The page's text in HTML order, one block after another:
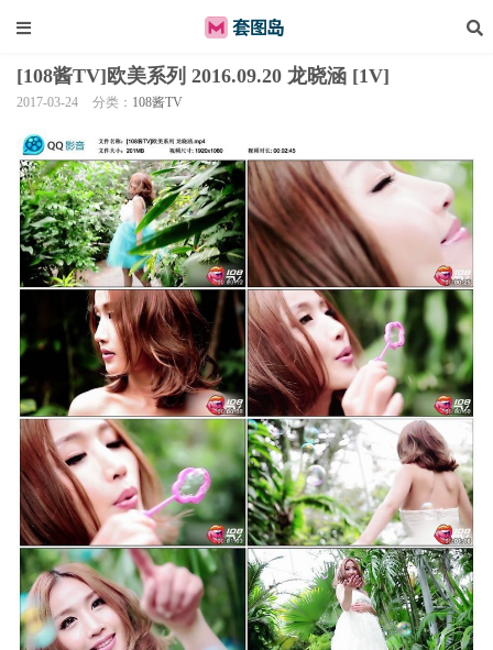
[108酱TV]欧美系列 2016.09.20 龙晓涵 [1V]
2017-03-24 分类： 108酱TV